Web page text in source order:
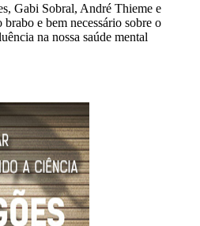
Gabi Sobral, André Thieme e
e bem necessário sobre o
na nossa saúde mental